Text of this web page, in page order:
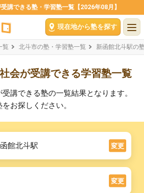
講できる塾・学習塾一覧【2026年08月】
現在地から塾を探す
覧 北斗市の塾・学習塾一覧 新函館北斗駅の
会が受講できる学習塾一覧
講できる塾の一覧結果となります。
お探しください。
館北斗駅 変更
変更